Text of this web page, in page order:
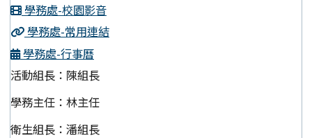
學務處-校園影音
學務處-常用連結
學務處-行事曆
活動組長：陳組長
學務主任：林主任
衛生組長：潘組長